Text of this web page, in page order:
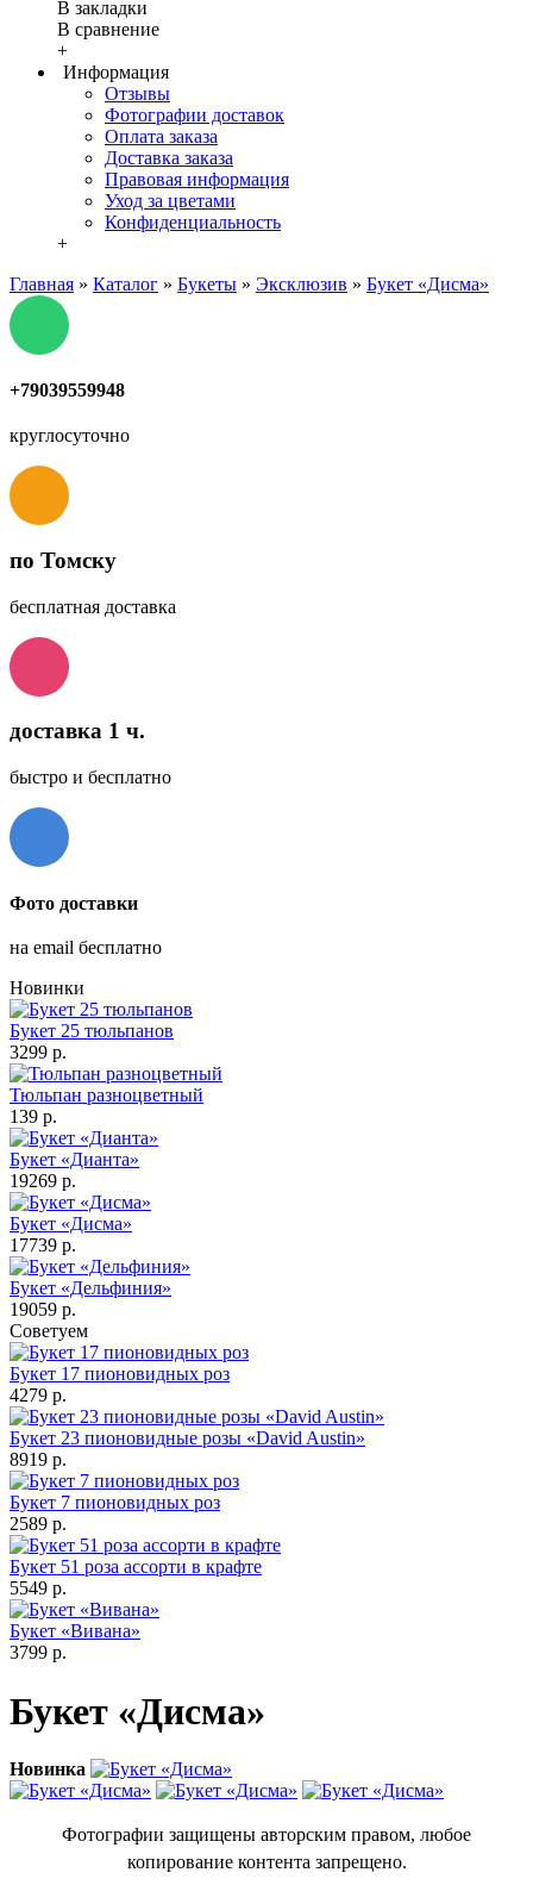
В закладки
В сравнение
+
Информация
Отзывы
Фотографии доставок
Оплата заказа
Доставка заказа
Правовая информация
Уход за цветами
Конфиденциальность
+
Главная » Каталог » Букеты » Эксклюзив » Букет «Дисма»
+79039559948
круглосуточно
по Томску
бесплатная доставка
доставка 1 ч.
быстро и бесплатно
Фото доставки
на email бесплатно
Новинки
Букет 25 тюльпанов
3299 р.
Тюльпан разноцветный
139 р.
Букет «Дианта»
19269 р.
Букет «Дисма»
17739 р.
Букет «Дельфиния»
19059 р.
Советуем
Букет 17 пионовидных роз
4279 р.
Букет 23 пионовидные розы «David Austin»
8919 р.
Букет 7 пионовидных роз
2589 р.
Букет 51 роза ассорти в крафте
5549 р.
Букет «Вивана»
3799 р.
Букет «Дисма»
Новинка
Фотографии защищены авторским правом, любое
копирование контента запрещено.